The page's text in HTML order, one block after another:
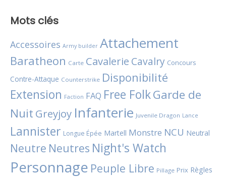
Mots clés
Accessoires Army builder Attachement
Baratheon Carte Cavalerie Cavalry Concours
Contre-Attaque Counterstrike Disponibilité
Extension Faction FAQ Free FolkGarde de
Nuit Greyjoy Infanterie Juvenile Dragon Lance
Lannister Longue Épée Martell Monstre NCU Neutral
Neutre Neutres Night's Watch
Personnage Peuple Libre Pillage Prix Règles